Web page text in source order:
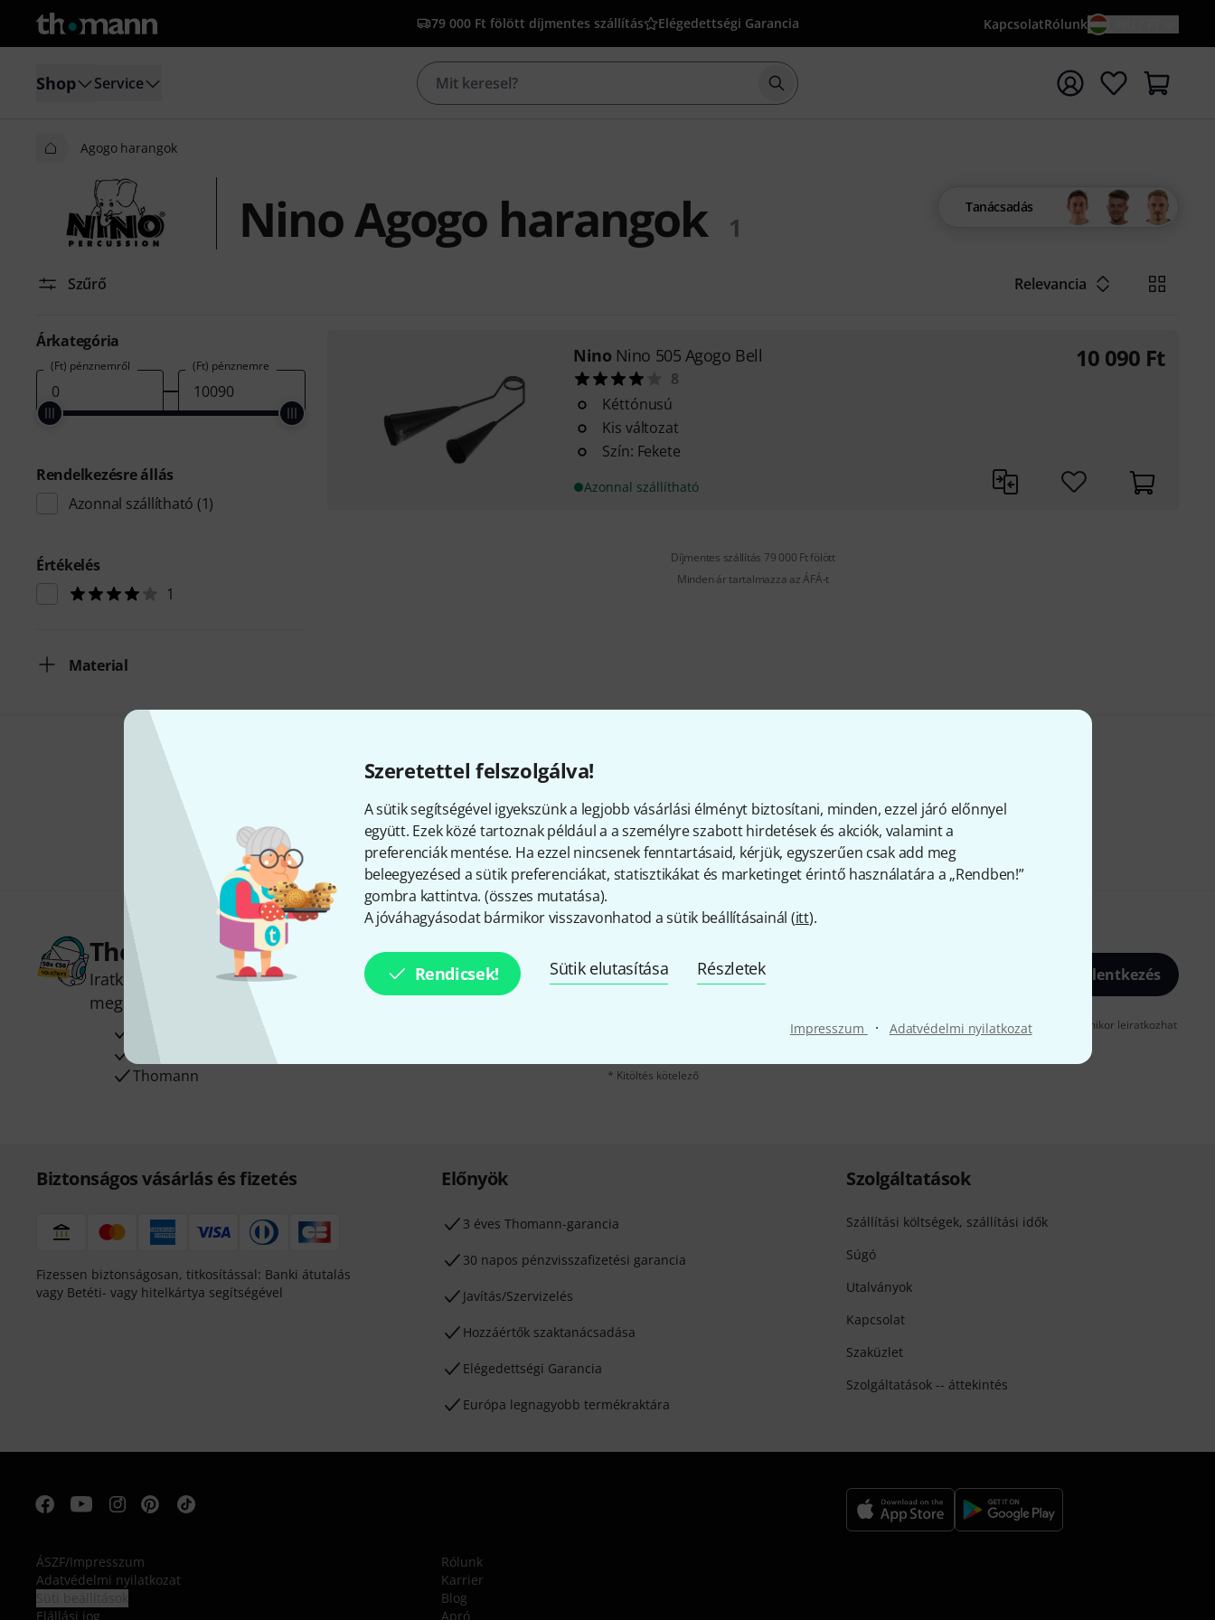
Szeretettel felszolgálva!
A sütik segítségével igyekszünk a legjobb vásárlási élményt biztosítani, minden, ezzel járó előnnyel
együtt. Ezek közé tartoznak például a a személyre szabott hirdetések és akciók, valamint a
preferenciák mentése. Ha ezzel nincsenek fenntartásaid, kérjük, egyszerűen csak add meg
beleegyezésed a sütik preferenciákat, statisztikákat és marketinget érintő használatára a „Rendben!”
gombra kattintva. (összes mutatása).
A jóváhagyásodat bármikor visszavonhatod a sütik beállításainál (itt).
Rendicsek! Sütik elutasítása Részletek
Impresszum · Adatvédelmi nyilatkozat
79 000 Ft fölött díjmentes szállítás Elégedettségi Garancia KapcsolatRólunk
Shop Service Keresés indítása {searchTerm} keresőszóval
Agogo harangok
Nino Agogo harangok 1
Tanácsadás
Szűrő Relevancia
Árkategória
(Ft) pénznemről (Ft) pénznemre
Rendelkezésre állás
Azonnal szállítható (1)
Értékelés
1
Material
Nino Nino 505 Agogo Bell
8
Kéttónusú
Kis változat
Szín: Fekete
Azonnal szállítható
10 090 Ft
Díjmentes szállítás 79 000 Ft fölött
Minden ár tartalmazza az ÁFÁ-t
Tetszik, amit látsz?
Megosztás Súgó & Visszajelzések
Thomann hírlevél
Iratkozz fel a Thomann angol nyelvű hírlevelére, és kis szerencsével
megnyerheted a
egyenként 50 € értékű utalványegyikét.
Inspiráló gondolatok
Thomann
e-mail cím * Bejelentkezés
A "Bejelentkezés" gombra kattintva elfogadja, hogy e-mailben küldjünk önnek hirdetéseket. Bármikor leiratkozhat
erről. A hírlevélről további információkat azdata protection guideline-ben talál.
* Kitöltés kötelező
Biztonságos vásárlás és fizetés
Fizessen biztonságosan, titkosítással: Banki átutalás
vagy Betéti- vagy hitelkártya segítségével
Előnyök
3 éves Thomann-garancia
30 napos pénzvisszafizetési garancia
Javítás/Szervizelés
Hozzáértők szaktanácsadása
Elégedettségi Garancia
Európa legnagyobb termékraktára
Szolgáltatások
Szállítási költségek, szállítási idők
Súgó
Utalványok
Kapcsolat
Szaküzlet
Szolgáltatások -- áttekintés
ÁSZF/Impresszum
Adatvédelmi nyilatkozat
Elállási jog
Rólunk
Karrier
Blog
Apró